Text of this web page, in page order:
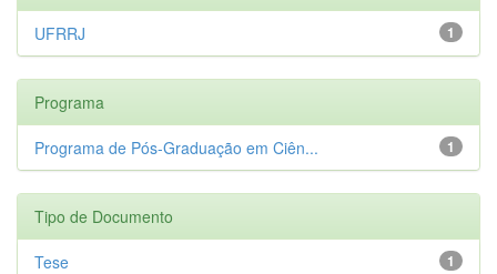
1
UFRRJ
Programa
1
Programa de Pós-Graduação em Ciên...
Tipo de Documento
1
Tese